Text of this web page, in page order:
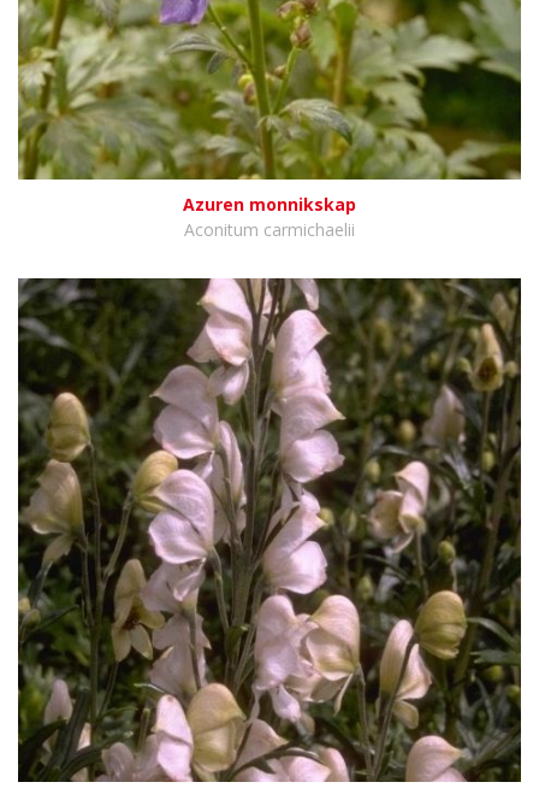
Azuren monnikskap
Aconitum carmichaelii